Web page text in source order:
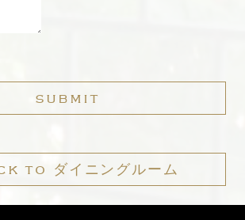
SUBMIT
TO ダイニングルーム